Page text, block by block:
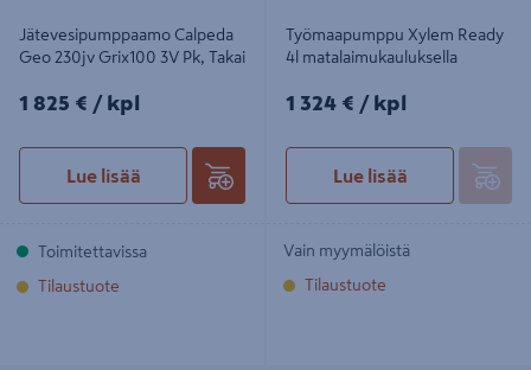
Jätevesipumppaamo Calpeda
Geo 230jv Grix100 3V Pk, Takai
1825€/kpl
1 825 € / kpl
Lue lisää
Toimitettavissa
Tilaustuote
Työmaapumppu Xylem Ready
4l matalaimukauluksella
1324€/kpl
1 324 € / kpl
Lue lisää
Vain myymälöistä
Tilaustuote